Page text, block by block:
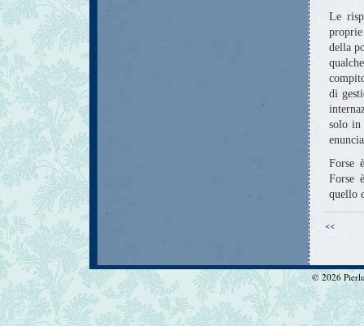
Le
della
di
solo in
Forse
Forse
quello
<<
© 2026